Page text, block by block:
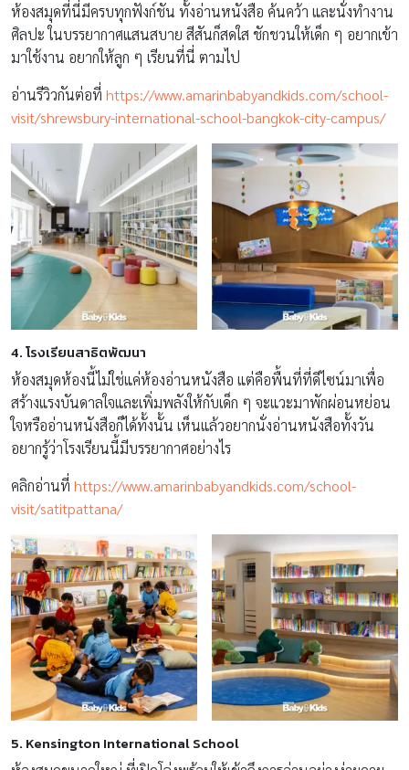
ห้องสมุดที่นี่มีครบทุกฟังก์ชัน ทั้งอ่านหนังสือ ค้นคว้า และนั่งทำงาน
ศิลปะ ในบรรยากาศแสนสบาย สีสันก็สดใส ชักชวนให้เด็ก ๆ อยากเข้า
มาใช้งาน อยากให้ลูก ๆ เรียนที่นี่ ตามไป
อ่านรีวิวกันต่อที่ https://www.amarinbabyandkids.com/school-
visit/shrewsbury-international-school-bangkok-city-campus/
4. โรงเรียนสาธิตพัฒนา
ห้องสมุดห้องนี้ไม่ใช่แค่ห้องอ่านหนังสือ แต่คือพื้นที่ที่ดีไซน์มาเพื่อ
สร้างแรงบันดาลใจและเพิ่มพลังให้กับเด็ก ๆ จะแวะมาพักผ่อนหย่อน
ใจหรืออ่านหนังสือก็ได้ทั้งนั้น เห็นแล้วอยากนั่งอ่านหนังสือทั้งวัน
อยากรู้ว่าโรงเรียนนี้มีบรรยากาศอย่างไร
คลิกอ่านที่ https://www.amarinbabyandkids.com/school-
visit/satitpattana/
5. Kensington International School